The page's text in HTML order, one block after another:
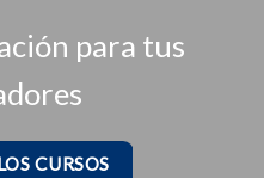
para tus
CURSOS